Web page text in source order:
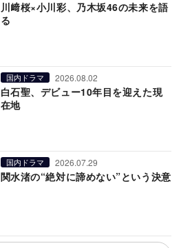
川﨑桜×小川彩、乃木坂46の未来を語
る
国内ドラマ 2026.08.02
白石聖、デビュー10年目を迎えた現
在地
国内ドラマ 2026.07.29
関水渚の“絶対に諦めない”という決意